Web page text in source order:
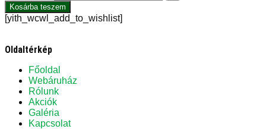
Kosárba teszem
[yith_wcwl_add_to_wishlist]
Oldaltérkép
Főoldal
Webáruház
Rólunk
Akciók
Galéria
Kapcsolat